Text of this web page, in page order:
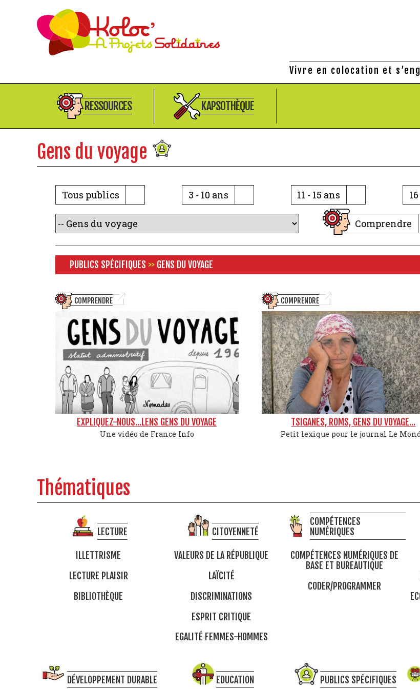
Vivre en colocation et
RESSOURCES KAPSOTHÈQUE
Gens du voyage
Tous publics 3 - 10 ans 11 - 15 ans
Comprendre
PUBLICS SPÉCIFIQUES >> GENS DU VOYAGE
COMPRENDRE
EXPLIQUEZ-NOUS...LENS GENS DU VOYAGE
Une vidéo de France Info
COMPRENDRE
TSIGANES, ROMS, GENS DU VOYAGE...
Petit lexique pour le journal Le
Thématiques
LECTURE
ILLETTRISME
LECTURE PLAISIR
BIBLIOTHÈQUE
CITOYENNETÉ
VALEURS DE LA RÉPUBLIQUE
LAÏCITÉ
DISCRIMINATIONS
ESPRIT CRITIQUE
EGALITÉ FEMMES-HOMMES
COMPÉTENCES
NUMÉRIQUES
COMPÉTENCES NUMÉRIQUES DE
BASE ET BUREAUTIQUE
CODER/PROGRAMMER
DÉVELOPPEMENT DURABLE EDUCATION PUBLICS SPÉCIFIQUES